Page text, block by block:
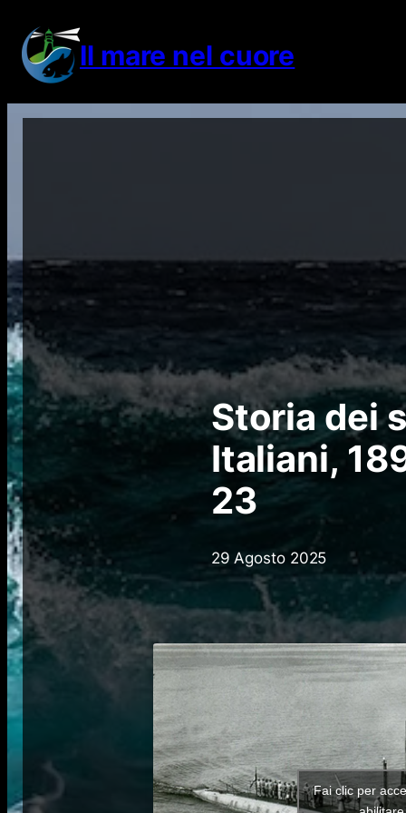
contenuto Il mare nel cuore
Storia dei
Italiani,
23
29 Agosto 2025
Fai clic per